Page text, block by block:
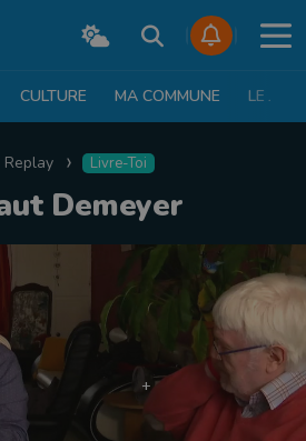
CULTURE MA COMMUNE LE JT
Replay Livre-Toi
Demeyer